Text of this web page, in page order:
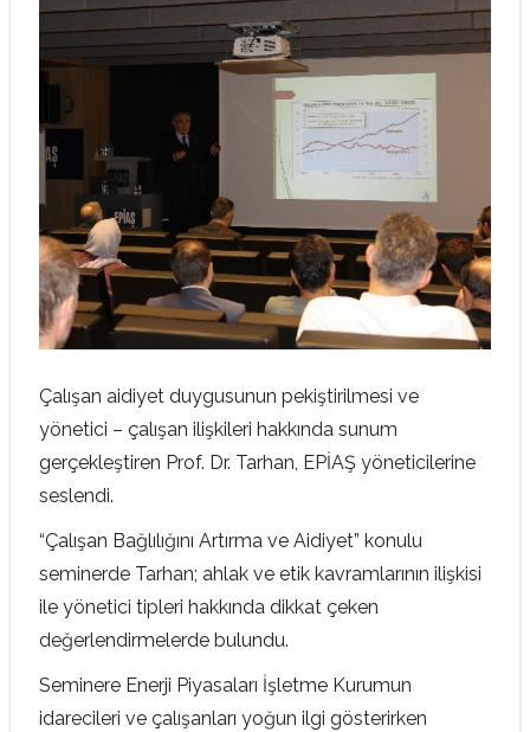
Çalışan aidiyet duygusunun pekiştirilmesi ve
yönetici – çalışan ilişkileri hakkında sunum
gerçekleştiren Prof. Dr. Tarhan, EPİAŞ yöneticilerine
seslendi.
“Çalışan Bağlılığını Artırma ve Aidiyet” konulu
seminerde Tarhan; ahlak ve etik kavramlarının ilişkisi
ile yönetici tipleri hakkında dikkat çeken
değerlendirmelerde bulundu.
Seminere Enerji Piyasaları İşletme Kurumun
idarecileri ve çalışanları yoğun ilgi gösterirken